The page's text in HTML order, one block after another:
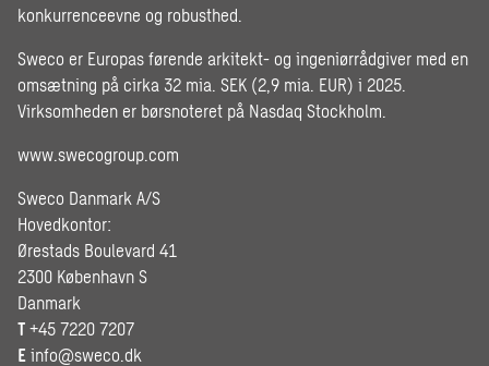
konkurrenceevne og robusthed.
Sweco er Europas førende arkitekt- og ingeniørrådgiver med en
omsætning på cirka 32 mia. SEK (2,9 mia. EUR) i 2025.
Virksomheden er børsnoteret på Nasdaq Stockholm.
www.swecogroup.com
Sweco Danmark A/S
Hovedkontor:
Ørestads Boulevard 41
2300 København S
Danmark
T +45 7220 7207
E info@sweco.dk